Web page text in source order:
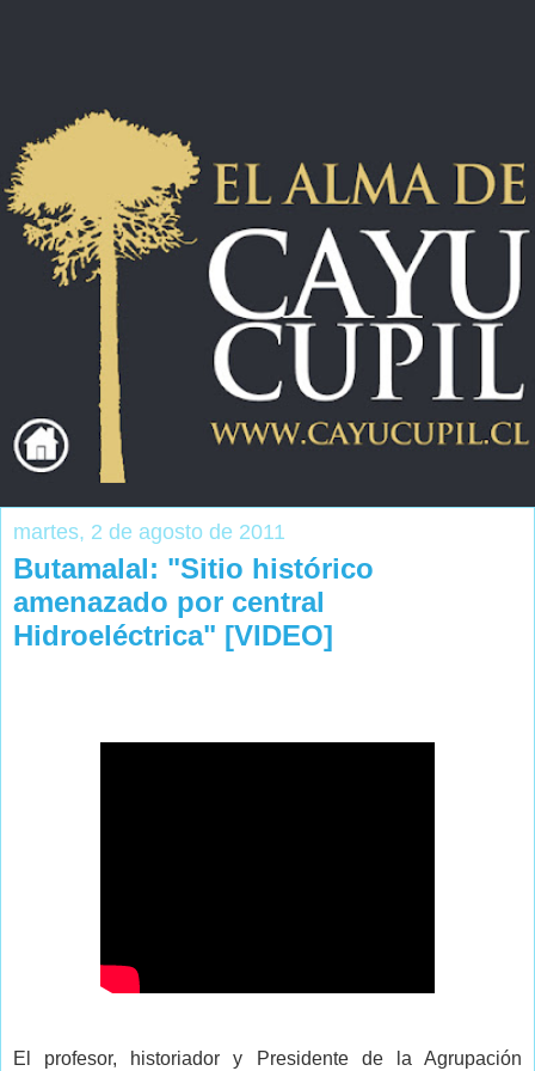
martes, 2 de agosto de 2011
Butamalal: "Sitio histórico
amenazado por central
Hidroeléctrica" [VIDEO]
El profesor, historiador y Presidente de la Agrupación